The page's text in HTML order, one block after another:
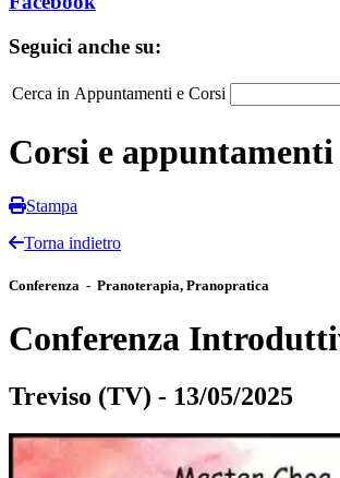
Seguici anche su:
Cerca in Appuntamenti e Corsi
Corsi e appuntamenti
Stampa
Torna indietro
Conferenza - Pranoterapia, Pranopratica
Conferenza
Treviso (TV) - 13/05/2025